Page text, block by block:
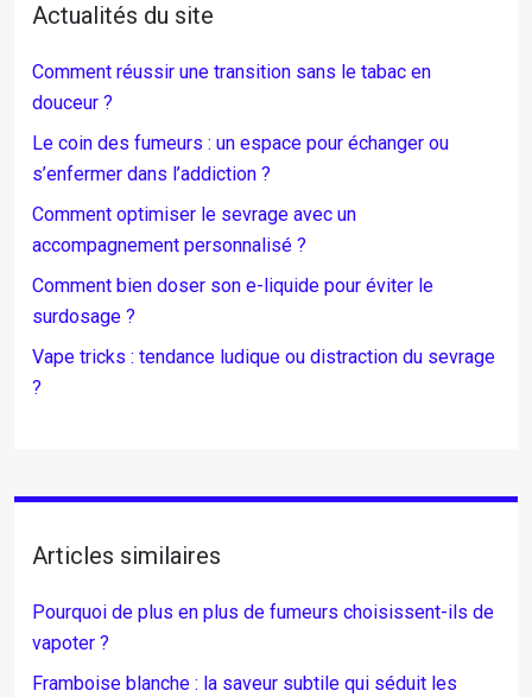
Actualités du site
Comment réussir une transition sans le tabac en
douceur ?
Le coin des fumeurs : un espace pour échanger ou
s’enfermer dans l’addiction ?
Comment optimiser le sevrage avec un
accompagnement personnalisé ?
Comment bien doser son e-liquide pour éviter le
surdosage ?
Vape tricks : tendance ludique ou distraction du sevrage
?
Articles similaires
Pourquoi de plus en plus de fumeurs choisissent-ils de
vapoter ?
Framboise blanche : la saveur subtile qui séduit les